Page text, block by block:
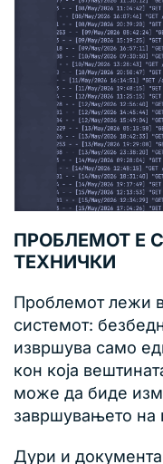
ПРОБЛЕМОТ Е
ТЕХНИЧКИ
Проблемот лежи
системот:
извршува само
кон која
може да биде
завршувањето на
Дури и